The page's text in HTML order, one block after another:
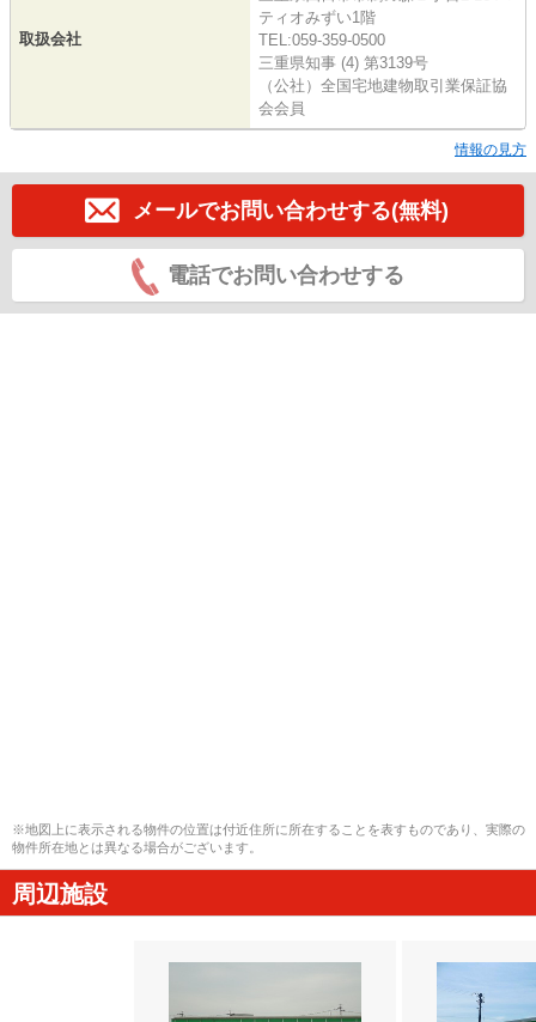
取扱会社
ティオみずい1階
TEL:059-359-0500
三重県知事 (4) 第3139号
（公社）全国宅地建物取引業保証協
会会員
情報の見方
メールでお問い合わせする(無料)
電話でお問い合わせする
※地図上に表示される物件の位置は付近住所に所在することを表すものであり、実際の
物件所在地とは異なる場合がございます。
周辺施設